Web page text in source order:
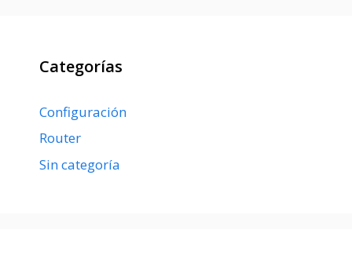
Categorías
Configuración
Router
Sin categoría